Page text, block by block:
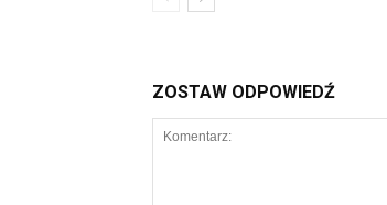
ZOSTAW ODPOWIEDŹ